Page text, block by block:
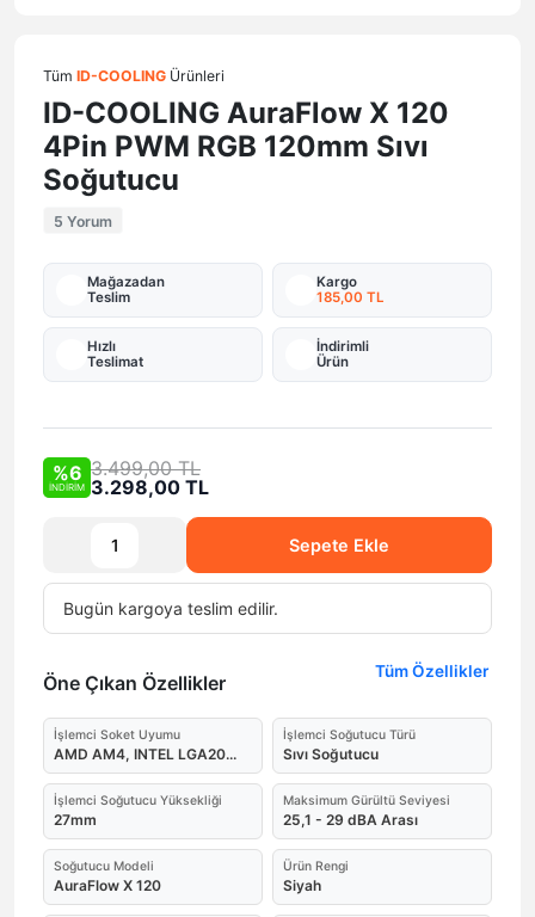
Tüm ID-COOLING Ürünleri
ID-COOLING AuraFlow X 120
4Pin PWM RGB 120mm Sıvı
Soğutucu
5 Yorum
Mağazadan
Teslim
Kargo
185,00 TL
Hızlı
Teslimat
İndirimli
Ürün
%6
İNDİRİM
3.499,00 TL
3.298,00 TL
Sepete Ekle
Bugün kargoya teslim edilir.
Öne Çıkan Özellikler Tüm Özellikler
İşlemci Soket Uyumu
AMD AM4, INTEL LGA20...
İşlemci Soğutucu Türü
Sıvı Soğutucu
İşlemci Soğutucu Yüksekliği
27mm
Maksimum Gürültü Seviyesi
25,1 - 29 dBA Arası
Soğutucu Modeli
AuraFlow X 120
Ürün Rengi
Siyah